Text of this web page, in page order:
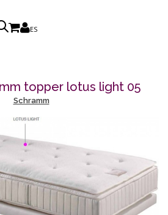
ES
topper lotus light 05
Schramm